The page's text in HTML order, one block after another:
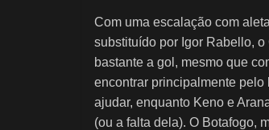
Com uma escalação com
substituído por Igor Rabello,
bastante a gol, mesmo que
encontrar principalmente
ajudar, enquanto Keno e
(ou a falta dela). O Botafogo,